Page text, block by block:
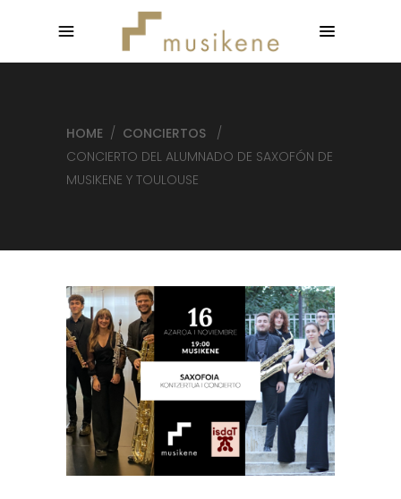
HOME / CONCIERTOS
/
CONCIERTO DEL ALUMNADO DE SAXOFÓN DE
MUSIKENE Y TOULOUSE